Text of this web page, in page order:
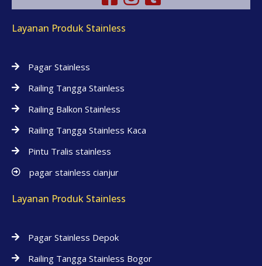
Layanan Produk Stainless
Pagar Stainless
Railing Tangga Stainless
Railing Balkon Stainless
Railing Tangga Stainless Kaca
Pintu Tralis stainless
pagar stainless cianjur
Layanan Produk Stainless
Pagar Stainless Depok
Railing Tangga Stainless Bogor